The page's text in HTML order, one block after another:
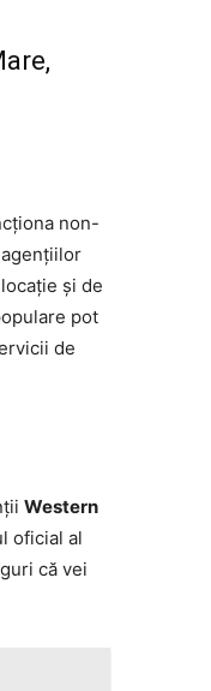
non-
și de
pot
de
Western
oficial al
că vei